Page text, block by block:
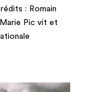
: Romain
Pic vit et